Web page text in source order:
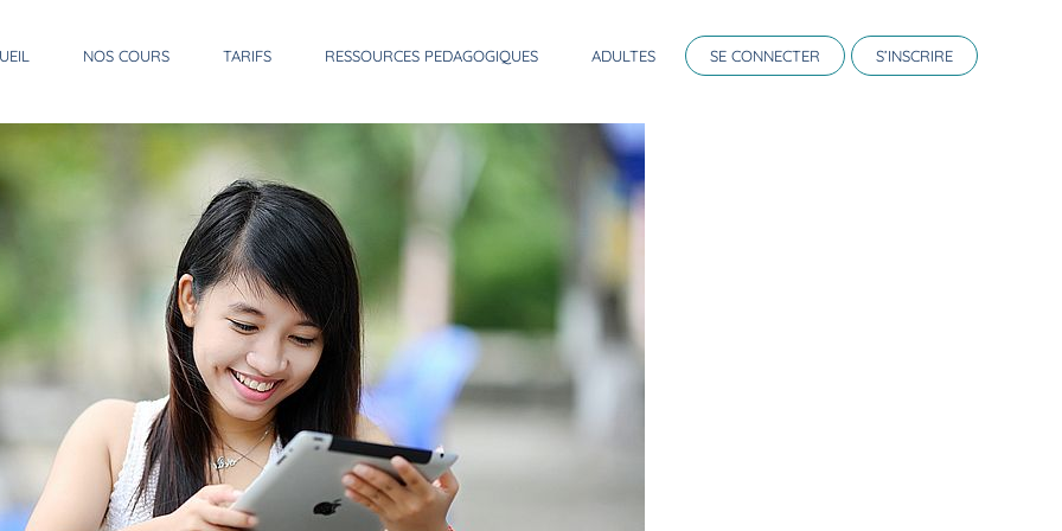
NOS COURS TARIFS RESSOURCES PEDAGOGIQUES ADULTES SE CONNECTER S’INSCRIRE